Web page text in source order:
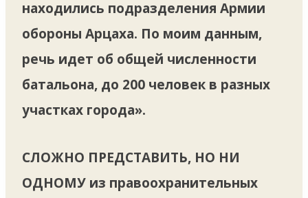
находились подразделения Армии
обороны Арцаха. По моим данным,
речь идет об общей численности
батальона, до 200 человек в разных
участках города».
СЛОЖНО ПРЕДСТАВИТЬ, НО НИ
ОДНОМУ из правоохранительных